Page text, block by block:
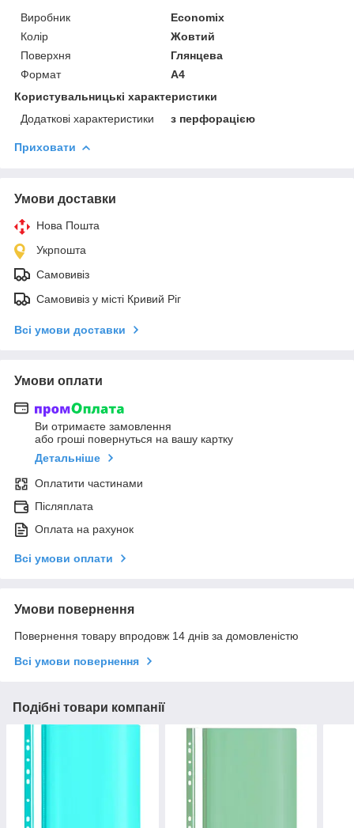
Виробник
Economix
Колір
Жовтий
Поверхня
Глянцева
Формат
A4
Користувальницькі характеристики
Додаткові характеристики
з перфорацією
Приховати
Умови доставки
Нова Пошта
Укрпошта
Самовивіз
Самовивіз у місті Кривий Ріг
Всі умови доставки
Умови оплати
Ви отримаєте замовлення
або гроші повернуться на вашу картку
Детальніше
Оплатити частинами
Післяплата
Оплата на рахунок
Всі умови оплати
Умови повернення
Повернення товару впродовж 14 днів за домовленістю
Всі умови повернення
Подібні товари компанії